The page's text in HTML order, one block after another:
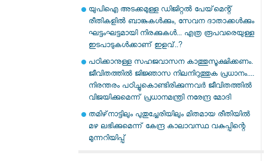
യുപിഐ അടക്കമുള്ള ഡിജിറ്റല്‍ പേയ്‌മെന്റ്
രീതികളില്‍ ബാങ്കുകള്‍ക്കും, സേവന ദാതാക്കള്‍ക്കും
ഘട്ടംഘട്ടമായി നിരക്കുകള്‍... എത്ര രൂപവരെയുള്ള
ഇടപാടുകള്‍ക്കാണ് ഇളവ്..?
പഠിക്കാനുള്ള സഹജവാസന കാത്തുസൂക്ഷിക്കണം.
ജീവിതത്തിൽ ജിജ്ഞാസ നിലനിറുത്തുക പ്രധാനം....
നിരന്തരം പഠിച്ചുകൊണ്ടിരിക്കുന്നവർ ജീവിതത്തിൽ
വിജയിക്കുമെന്ന് പ്രധാനമന്ത്രി നരേന്ദ്ര മോദി
തമിഴ്‌നാട്ടിലും പുതുച്ചേരിയിലും മിതമായ രീതിയിൽ
മഴ ലഭിക്കുമെന്ന് കേന്ദ്ര കാലാവസ്ഥ വകുപ്പിന്റെ
മുന്നറിയിപ്പ്